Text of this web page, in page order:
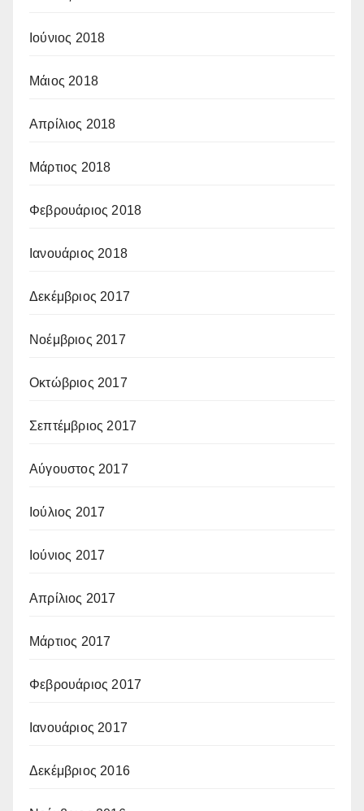
Ιούνιος 2018
Μάιος 2018
Απρίλιος 2018
Μάρτιος 2018
Φεβρουάριος 2018
Ιανουάριος 2018
Δεκέμβριος 2017
Νοέμβριος 2017
Οκτώβριος 2017
Σεπτέμβριος 2017
Αύγουστος 2017
Ιούλιος 2017
Ιούνιος 2017
Απρίλιος 2017
Μάρτιος 2017
Φεβρουάριος 2017
Ιανουάριος 2017
Δεκέμβριος 2016